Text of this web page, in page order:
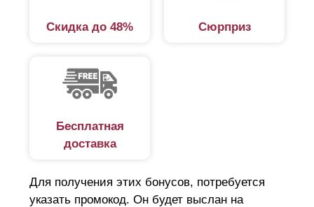
Скидка до 48% Сюрприз
Бесплатная
доставка
Для получения этих бонусов, потребуется
указать промокод. Он будет выслан на